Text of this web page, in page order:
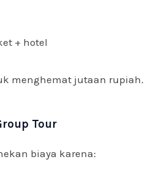
+ hotel
menghemat jutaan rupiah.
Tour
biaya karena: